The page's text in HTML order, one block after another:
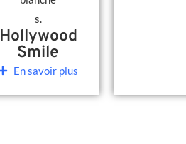
Hollywood
Smile
En savoir plus